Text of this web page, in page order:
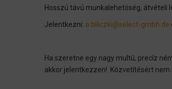
Hosszú távú munkalehetöség, átvételi
Jelentkezni: a.biliczki@select-gmbh.de
Ha szeretne egy nagy multú, precíz
akkor jelentkezzen! Közvetítésért nem